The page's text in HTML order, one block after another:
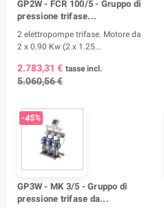
GP2W - FCR 100/5 - Gruppo di
pressione trifase...
2 elettropompe trifase. Motore da
2 x 0.90 Kw (2 x 1.25...
2.783,31 € tasse incl.
5.060,56 €
-45%
GP3W - MK 3/5 - Gruppo di
pressione trifase da...